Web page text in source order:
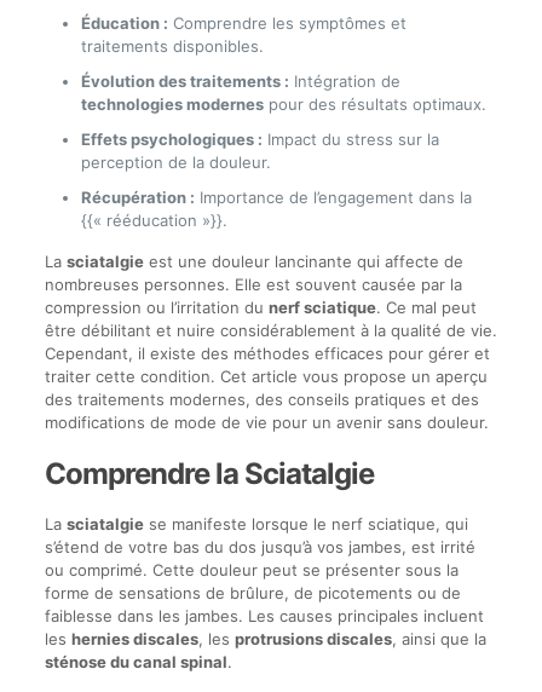
Éducation : Comprendre les symptômes et
traitements disponibles.
Évolution des traitements : Intégration de
technologies modernespour des résultats optimaux.
Effets psychologiques : Impact du stress sur la
perception de la douleur.
Récupération : Importance de l’engagement dans la
{{« rééducation »}}.
La sciatalgieest une douleur lancinante qui affecte de
nombreuses personnes. Elle est souvent causée par la
compression ou l’irritation du nerf sciatique. Ce mal peut
être débilitant et nuire considérablement à la qualité de vie.
Cependant, il existe des méthodes efficaces pour gérer et
traiter cette condition. Cet article vous propose un aperçu
des traitements modernes, des conseils pratiques et des
modifications de mode de vie pour un avenir sans douleur.
Comprendre la Sciatalgie
La sciatalgiese manifeste lorsque le nerf sciatique, qui
s’étend de votre bas du dos jusqu’à vos jambes, est irrité
ou comprimé. Cette douleur peut se présenter sous la
forme de sensations de brûlure, de picotements ou de
faiblesse dans les jambes. Les causes principales incluent
les hernies discales, les protrusions discales, ainsi que la
sténose du canal spinal.